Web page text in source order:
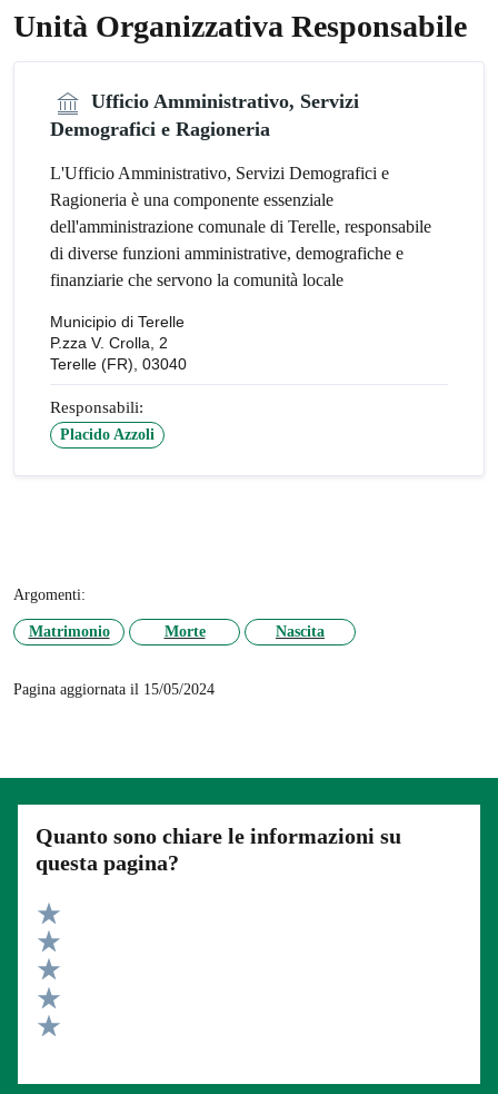
Unità Organizzativa Responsabile
Ufficio Amministrativo, Servizi
Demografici e Ragioneria
L'Ufficio Amministrativo, Servizi Demografici e
Ragioneria è una componente essenziale
dell'amministrazione comunale di Terelle, responsabile
di diverse funzioni amministrative, demografiche e
finanziarie che servono la comunità locale
Municipio di Terelle
P.zza V. Crolla, 2
Terelle (FR), 03040
Responsabili:
Placido Azzoli
Argomenti:
Matrimonio Morte Nascita
Pagina aggiornata il 15/05/2024
Quanto sono chiare le informazioni su
questa pagina?
Valuta 5 stelle su 5
Valuta 4 stelle su 5
Valuta 3 stelle su 5
Valuta 2 stelle su 5